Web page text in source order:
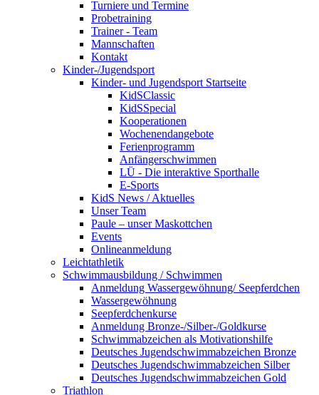
Turniere und Termine
Probetraining
Trainer - Team
Mannschaften
Kontakt
Kinder-/Jugendsport
Kinder- und Jugendsport Startseite
KidSClassic
KidSSpecial
Kooperationen
Wochenendangebote
Ferienprogramm
Anfängerschwimmen
LÜ - Die interaktive Sporthalle
E-Sports
KidS News / Aktuelles
Unser Team
Paule – unser Maskottchen
Events
Onlineanmeldung
Leichtathletik
Schwimmausbildung / Schwimmen
Anmeldung Wassergewöhnung/ Seepferdchen
Wassergewöhnung
Seepferdchenkurse
Anmeldung Bronze-/Silber-/Goldkurse
Schwimmabzeichen als Motivationshilfe
Deutsches Jugendschwimmabzeichen Bronze
Deutsches Jugendschwimmabzeichen Silber
Deutsches Jugendschwimmabzeichen Gold
Triathlon